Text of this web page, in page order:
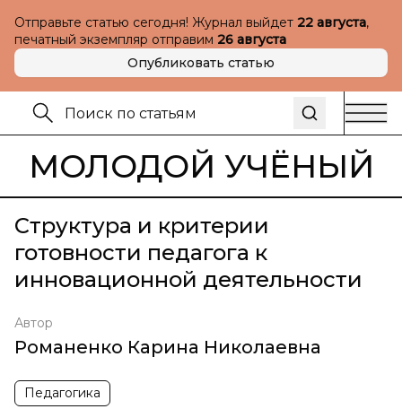
Отправьте статью сегодня! Журнал выйдет 22 августа,
печатный экземпляр отправим 26 августа
Опубликовать статью
МОЛОДОЙ УЧЁНЫЙ
Структура и критерии
готовности педагога к
инновационной деятельности
Автор
Романенко Карина Николаевна
Педагогика